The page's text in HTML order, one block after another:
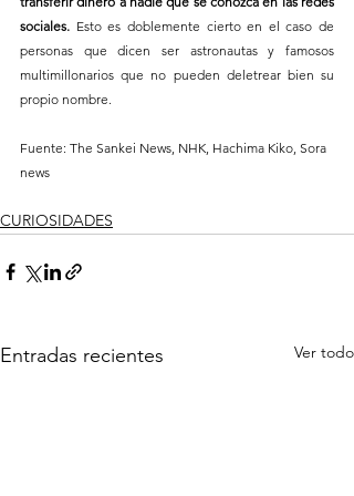
sociales. Esto es doblemente cierto en el caso de
personas que dicen ser astronautas y famosos
multimillonarios que no pueden deletrear bien su
propio nombre.
Fuente: The Sankei News, NHK, Hachima Kiko, Sora
news
CURIOSIDADES
Entradas recientes Ver todo